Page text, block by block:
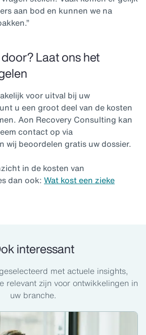
aan bod en kunnen we na
Laat ons het
voor uitval bij uw
u een groot deel van de kosten
Aon Recovery Consulting kan
contact op via
wij beoordelen gratis uw dossier.
in de kosten van
dan ook: Wat kost een zieke
interessant
met actuele insights,
relevant zijn voor ontwikkelingen in
uw branche.